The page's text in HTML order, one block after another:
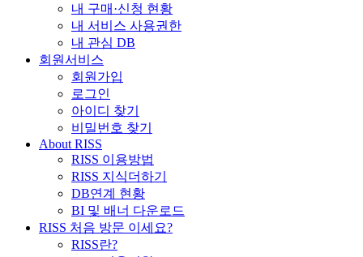
내 구매·신청 현황
내 서비스 사용권한
내 관심 DB
회원서비스
회원가입
로그인
아이디 찾기
비밀번호 찾기
About RISS
RISS 이용방법
RISS 지식더하기
DB연계 현황
BI 및 배너 다운로드
RISS 처음 방문 이세요?
RISS란?